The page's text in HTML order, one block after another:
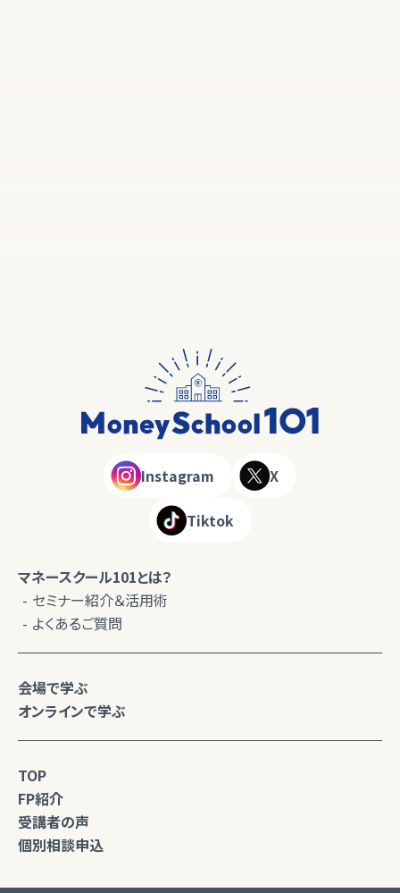
Instagram X
Tiktok
マネースクール101とは？
セミナー紹介＆活用術
よくあるご質問
会場で学ぶ
オンラインで学ぶ
TOP
FP紹介
受講者の声
個別相談申込